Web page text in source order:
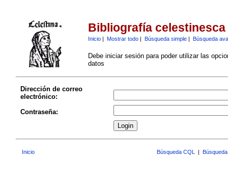
Bibliografía celestinesca
Inicio| Mostrar todo| Búsqueda simple| Búsqueda
Debe iniciar sesión para poder utilizar las
datos
Dirección de correo
electrónico:
Contraseña:
Inicio Búsqueda CQL |